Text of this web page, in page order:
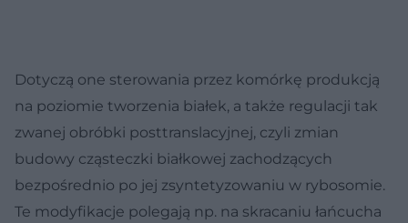
Dotyczą one sterowania przez komórkę produkcją
na poziomie tworzenia białek, a także regulacji tak
zwanej obróbki posttranslacyjnej, czyli zmian
budowy cząsteczki białkowej zachodzących
bezpośrednio po jej zsyntetyzowaniu w rybosomie.
Te modyfikacje polegają np. na skracaniu łańcucha